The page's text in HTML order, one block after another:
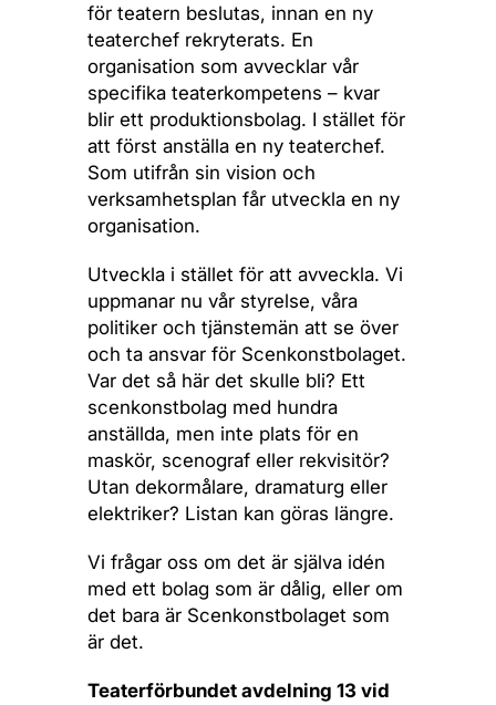
för teatern beslutas, innan en ny
teaterchef rekryterats. En
organisation som avvecklar vår
specifika teaterkompetens – kvar
blir ett produktionsbolag. I stället för
att först anställa en ny teaterchef.
Som utifrån sin vision och
verksamhetsplan får utveckla en ny
organisation.
Utveckla i stället för att avveckla. Vi
uppmanar nu vår styrelse, våra
politiker och tjänstemän att se över
och ta ansvar för Scenkonstbolaget.
Var det så här det skulle bli? Ett
scenkonstbolag med hundra
anställda, men inte plats för en
maskör, scenograf eller rekvisitör?
Utan dekormålare, dramaturg eller
elektriker? Listan kan göras längre.
Vi frågar oss om det är själva idén
med ett bolag som är dålig, eller om
det bara är Scenkonstbolaget som
är det.
Teaterförbundet avdelning 13 vid